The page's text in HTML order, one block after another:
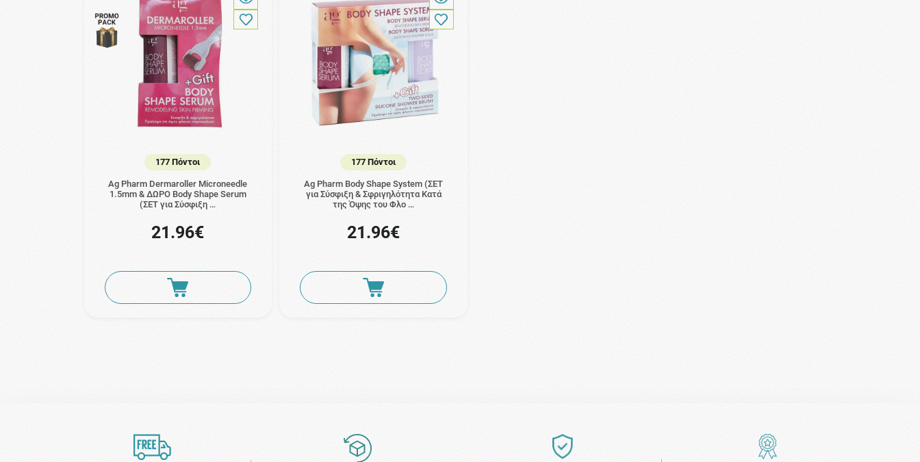
177 Πόντοι
Ag Pharm Dermaroller Microneedle
1.5mm & ΔΩΡΟ Body Shape Serum
(ΣΕΤ για Σύσφιξη …
21.96€
177 Πόντοι
Ag Pharm Body Shape System (ΣΕΤ
για Σύσφιξη & Σφριγηλότητα Κατά
της Όψης του Φλο …
21.96€